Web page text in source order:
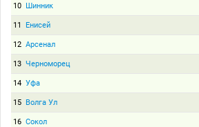
10 Шинник
11 Енисей
12 Арсенал
13 Черноморец
14 Уфа
15 Волга Ул
16 Сокол